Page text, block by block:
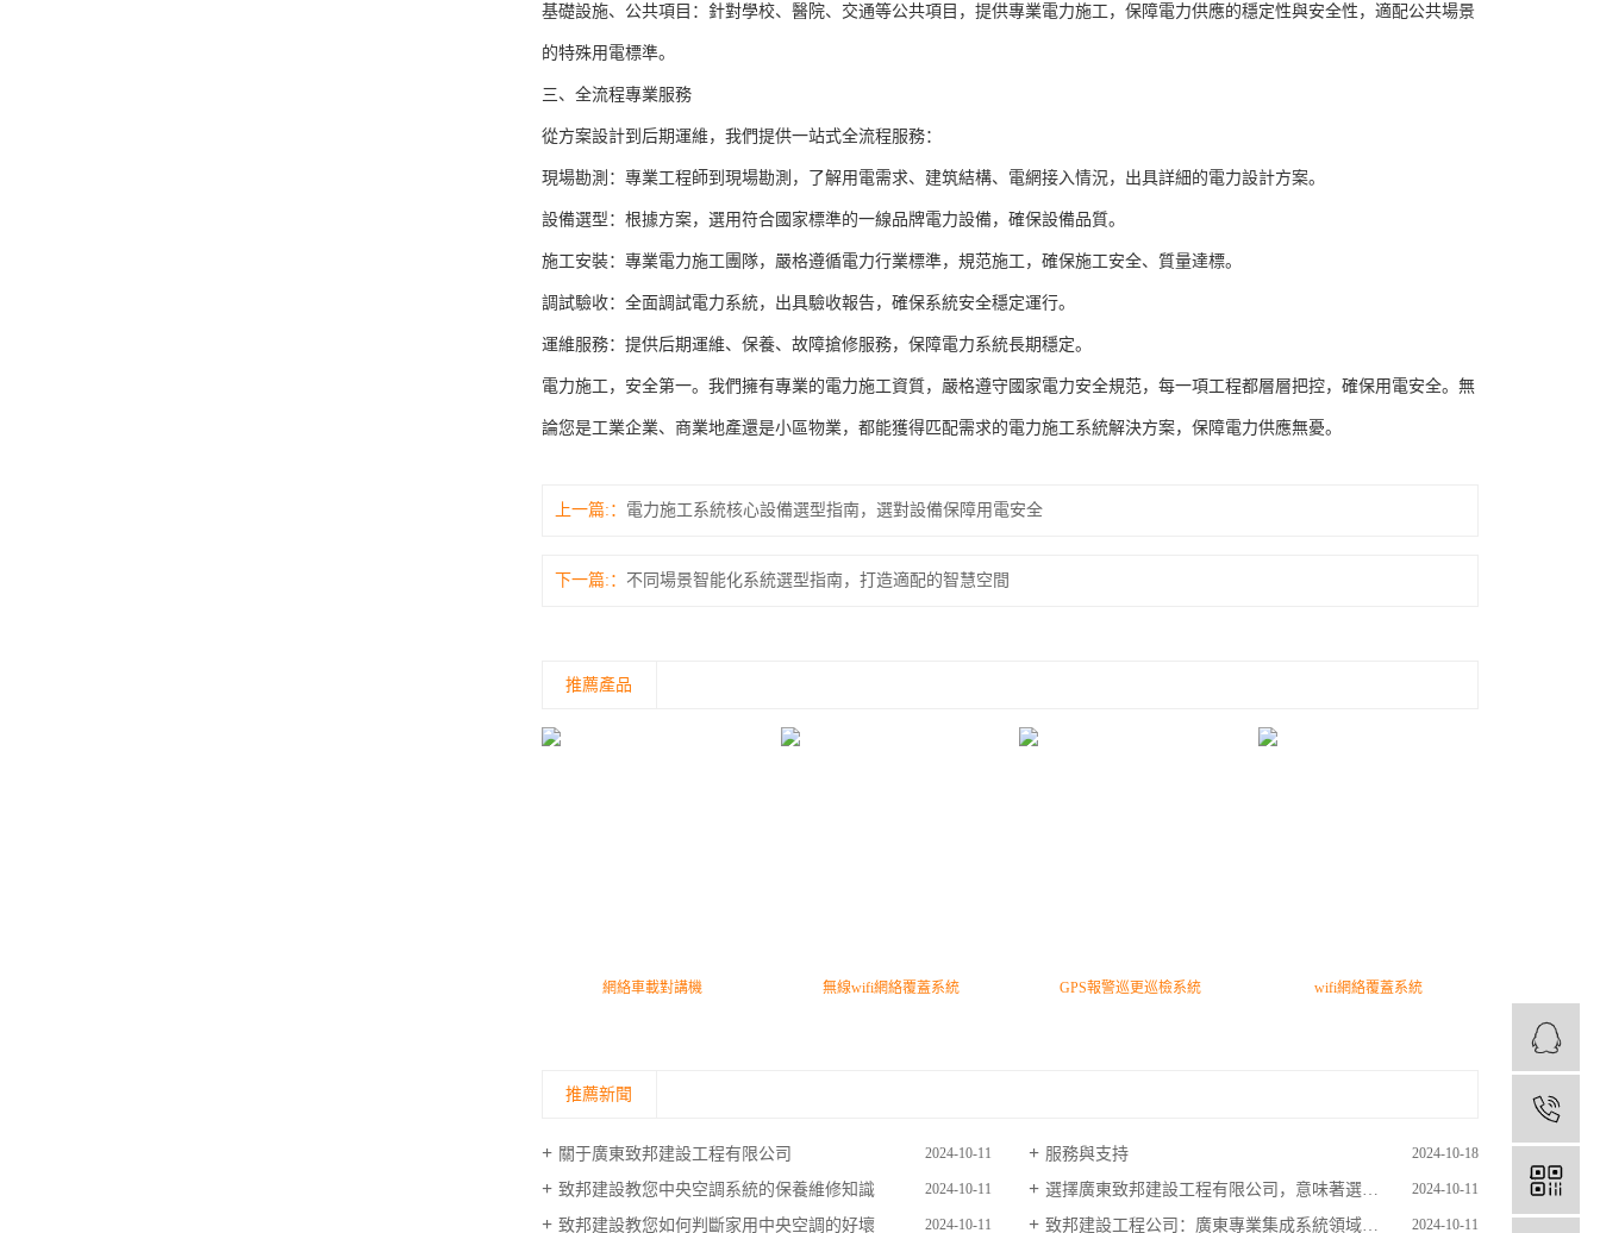
基礎設施、公共項目：針對學校、醫院、交通等公共項目，提供專業電力施工，保障電力供應的穩定性與安全性，適配公共場景
的特殊用電標準。
三、全流程專業服務
從方案設計到后期運維，我們提供一站式全流程服務：
現場勘測：專業工程師到現場勘測，了解用電需求、建筑結構、電網接入情況，出具詳細的電力設計方案。
設備選型：根據方案，選用符合國家標準的一線品牌電力設備，確保設備品質。
施工安裝：專業電力施工團隊，嚴格遵循電力行業標準，規范施工，確保施工安全、質量達標。
調試驗收：全面調試電力系統，出具驗收報告，確保系統安全穩定運行。
運維服務：提供后期運維、保養、故障搶修服務，保障電力系統長期穩定。
電力施工，安全第一。我們擁有專業的電力施工資質，嚴格遵守國家電力安全規范，每一項工程都層層把控，確保用電安全。無
論您是工業企業、商業地產還是小區物業，都能獲得匹配需求的電力施工系統解決方案，保障電力供應無憂。
上一篇: 電力施工系統核心設備選型指南，選對設備保障用電安全
下一篇: 不同場景智能化系統選型指南，打造適配的智慧空間
推薦產品
網絡車載對講機 無線wifi網絡覆蓋系統 GPS報警巡更巡檢系統 wifi網絡覆蓋系統
推薦新聞
關于廣東致邦建設工程有限公司 2024-10-11 服務與支持 2024-10-18
致邦建設教您中央空調系統的保養維修知識 2024-10-11 選擇廣東致邦建設工程有限公司，意味著選擇了專業、高效與信賴 2024-10-11
致邦建設教您如何判斷家用中央空調的好壞 2024-10-11 致邦建設工程公司：廣東專業集成系統領域的領航者 2024-10-11